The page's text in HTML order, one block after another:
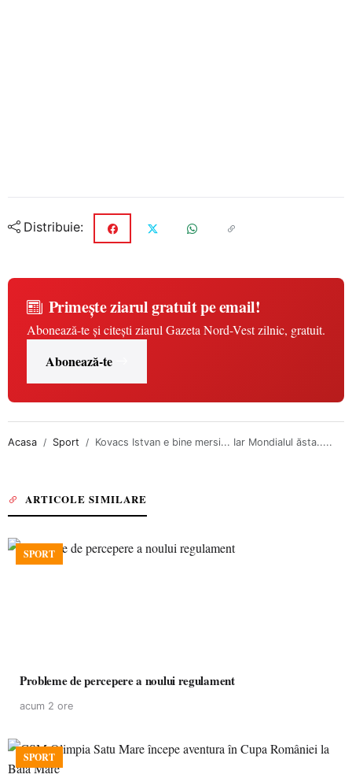
Distribuie:
Primește ziarul gratuit pe email!
Abonează-te și citești ziarul Gazeta Nord-Vest zilnic, gratuit.
Abonează-te
Acasa Sport Kovacs Istvan e bine mersi... Iar Mondialul ăsta.....
ARTICOLE SIMILARE
SPORT
Probleme de percepere a noului regulament
acum 2 ore
SPORT